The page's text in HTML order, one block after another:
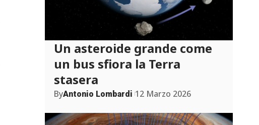
Un asteroide grande come
un bus sfiora la Terra
stasera
ByAntonio Lombardi 12 Marzo 2026